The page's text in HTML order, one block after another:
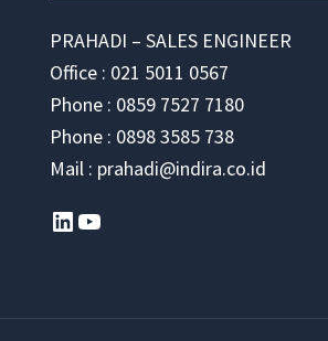
PRAHADI – SALES ENGINEER
Office : 021 5011 0567
Phone : 0859 7527 7180
Phone : 0898 3585 738
Mail : prahadi@indira.co.id
LinkedIn YouTube